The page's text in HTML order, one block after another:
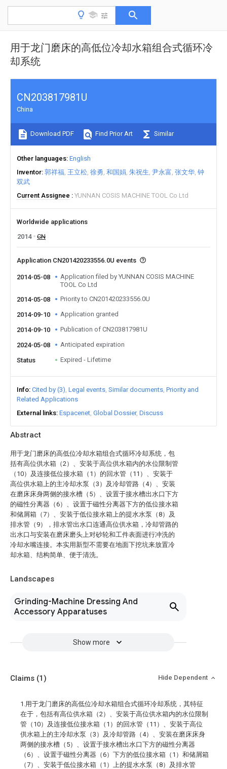
用于龙门磨床的高低位冷却水箱组合式循环冷
却系统
Abstract
用于龙门磨床的高低位冷却水箱组合式循环冷却系统，包
括有高位供水箱（2）、安装于高位供水箱内的水位限制管
（10）及连接低位接水箱（1）的回水管（11）、安装于
高位供水箱上的主冷却水泵（3）及冷却管路（4）、安装
在磨床床身两侧的接水槽（5）、设置于接水槽出水口下方
的磁性分离器（6）、设置于磁性分离器下方的低位接水箱
和储屑箱（7）、安装于低位接水箱上的提水水泵（8）及
排水管（9），排水管出水口连通高位供水箱，冷却管路的
出水口与安装在磨床磨头上对砂轮和工件表面进行冲洗的
冷却水嘴连接。本实用新型不需要在地面下挖坑来放置冷
却水箱、结构简单、便于清洗。
Landscapes
Grinding-Machine Dressing And
Accessory Apparatuses
Show more
CN203817981U
China
Download PDF Find Prior Art Similar
Other languages English
Inventor 郭祥福 王立松 徐勇 和国娟 朱祝生 尹永富 张文华 钟
双武
Current Assignee
YUNNAN COSIS MACHINE TOOL Co Ltd
Worldwide applications
2014
CN
Application CN201420233556.0U events
2014-05-08
Application filed by YUNNAN COSIS MACHINE
TOOL Co Ltd
2014-05-08
Priority to CN201420233556.0U
2014-09-10 Application granted
2014-09-10 Publication of CN203817981U
2024-05-08 Anticipated expiration
Status Expired - Lifetime
Info Cited by (3) Legal events Similar documents Priority and
Related Applications
External links Espacenet Global Dossier Discuss
Claims (1) Hide Dependent
1.用于龙门磨床的高低位冷却水箱组合式循环冷却系统，其特征
在于，包括有高位供水箱（2）、安装于高位供水箱内的水位限制
管（10）及连接低位接水箱（1）的回水管（11）、安装于高位
供水箱上的主冷却水泵（3）及冷却管路（4）、安装在磨床床身
两侧的接水槽（5）、设置于接水槽出水口下方的磁性分离器
（6）、设置于磁性分离器（6）下方的低位接水箱（1）和储屑箱
（7）、安装于低位接水箱（1）上的提水水泵（8）及排水管